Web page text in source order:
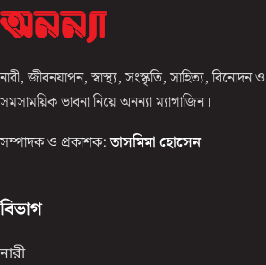
নারী, জীবনযাপন, স্বাস্থ্য, সংস্কৃতি, সাহিত্য, বিনোদন ও
সমসাময়িক ভাবনা নিয়ে অনন্যা ম্যাগাজিন।
সম্পাদক ও প্রকাশক: তাসমিমা হোসেন
বিভাগ
নারী